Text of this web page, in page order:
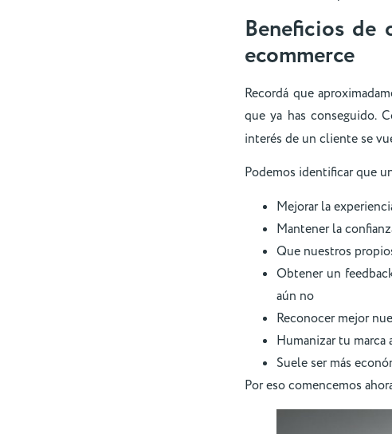
Beneficios de
ecommerce
Recordá que
que ya has conseguido.
interés de un cliente se
Podemos identificar que
Mejorar la
Mantener la
Que nuestros
Obtener un
aún no
Reconocer mejor
Humanizar tu
Suele ser más
Por eso comencemos